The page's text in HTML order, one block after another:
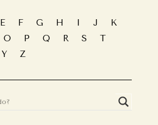
E F G H I J K
O P Q R S T
Y Z